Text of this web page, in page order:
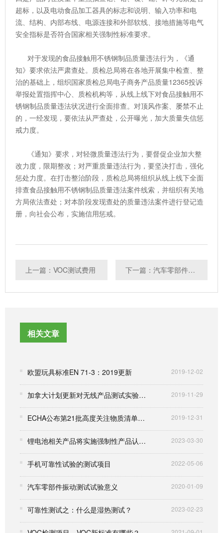
超标，以及电动食品加工器具的标志和说明、输入功率和电
流、结构、内部布线、电源连接和外部软线、接地措施等电气
安全指标是否符合国家相关强制性标准要求。
对于发现的食品接触用不锈钢制品质量违法行为，《通
知》要求依法严肃查处。质检总局将在各地开展集中检查、整
治的基础上，组织国家质检总局电子商务产品质量12365投诉
举报处置指挥中心、质检机构等，从线上线下对食品接触用不
锈钢制品质量违法状况进行全面排查。对顶风作案、屡禁不止
的，一经发现，要依法从严查处，公开曝光，加大质量失信惩
戒力度。
《通知》要求，对轻微质量违法行为，要督促企业加大整
改力度，限期整改；对严重质量违法行为，要坚决打击，强化
惩处力度。在打击整治阶段，质检总局将组织从线上线下全面
排查食品接触用不锈钢制品质量违法案件线索，并组织有关地
方局依法查处；对本阶段发现查处的质量违法案件进行登记造
册，向社会公布，实施信用惩戒。
上一篇：VOC测试费用 下一篇：汽车零部件3C认证
相关文章
欧盟玩具标准EN 71-3：2019更新 2019-12-02
加拿大计划更新对无线产品测试实验室的认可程序 2019-11-29
ECHA公布第21批高度关注物质清单，REACH增至201项 2019-12-31
锂电池相关产品将实施强制性产品认证管理 2023-03-30
手机可靠性试验的测试项目 2022-05-06
汽车零部件振动测试试验意义 2020-01-09
可靠性测试之：什么是湿热测试？ 2023-02-23